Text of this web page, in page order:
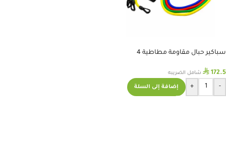
سباكير حبال مقاومة مطاطية 4
⃁ 172.5 شامل الضريبه
-
+ إضافة إلى السلة